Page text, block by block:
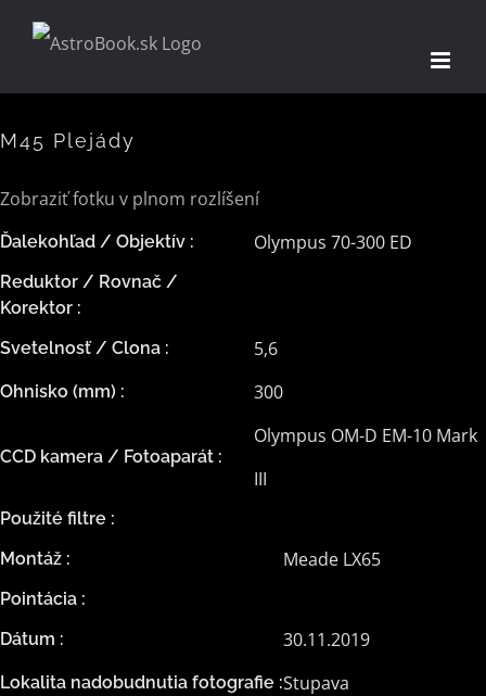
M45 Plejády
Zobraziť fotku v plnom rozlíšení
Ďalekohľad / Objektív : Olympus 70-300 ED
Reduktor / Rovnač /
Korektor :
Svetelnosť / Clona :
5,6
Ohnisko (mm) : 300
CCD kamera / Fotoaparát :
Olympus OM-D EM-10 Mark
III
Použité filtre :
Montáž :
Meade LX65
Pointácia :
Dátum :
30.11.2019
Lokalita nadobudnutia fotografie :Stupava